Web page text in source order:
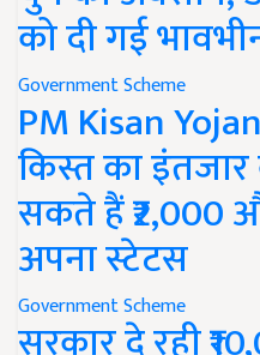
को दी गई
Government Scheme
PM Kisan
किस्त का
सकते हैं
अपना स्टेटस
Government Scheme